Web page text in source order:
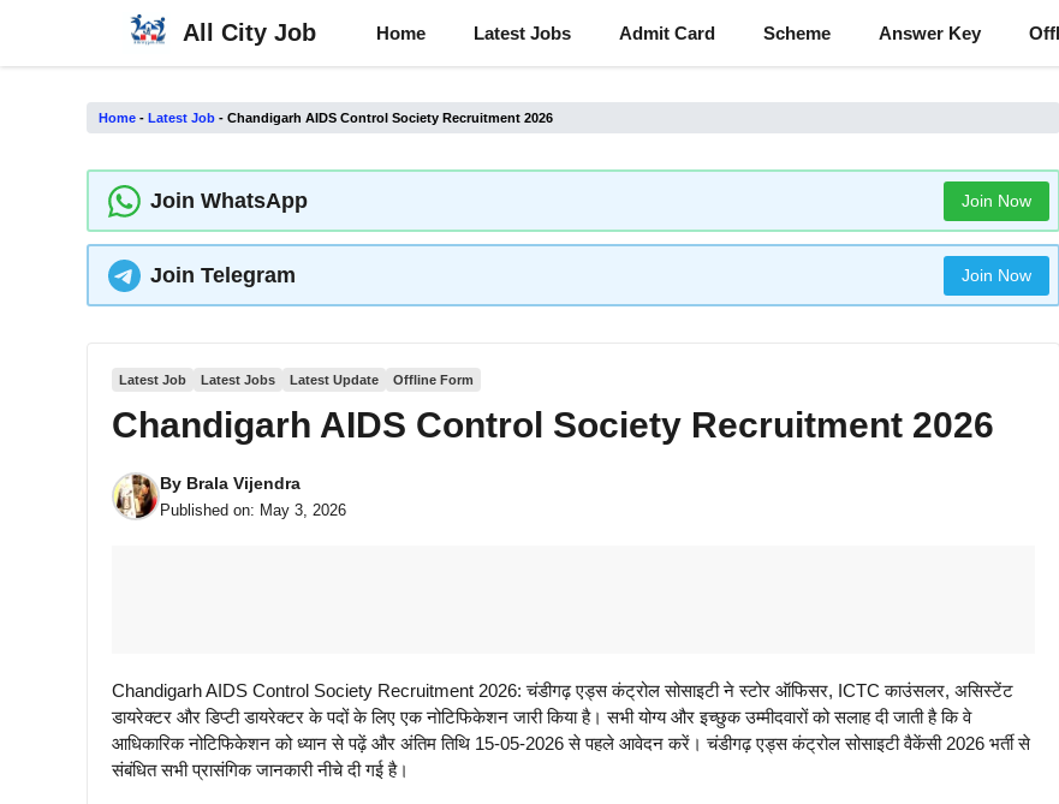
content
All City Job Home Latest Jobs Admit Card Scheme Answer Key
Home - Latest Job - Chandigarh AIDS Control Society Recruitment 2026
Join WhatsApp Join Now
Join Telegram Join Now
Latest Job Latest Jobs Latest Update Offline Form
Chandigarh AIDS Control Society Recruitment 2026
By Brala Vijendra
Published on: May 3, 2026
Chandigarh AIDS Control Society Recruitment 2026: चंडीगढ़ एड्स कंट्रोल सोसाइटी ने स्टोर ऑफिसर, ICTC काउंसलर, असिस्टेंट
डायरेक्टर और डिप्टी डायरेक्टर के पदों के लिए एक नोटिफिकेशन जारी किया है। सभी योग्य और इच्छुक उम्मीदवारों को सलाह दी जाती है कि वे
आधिकारिक नोटिफिकेशन को ध्यान से पढ़ें और अंतिम तिथि 15-05-2026 से पहले आवेदन करें। चंडीगढ़ एड्स कंट्रोल सोसाइटी वैकेंसी 2026 भर्ती से
संबंधित सभी प्रासंगिक जानकारी नीचे दी गई है।